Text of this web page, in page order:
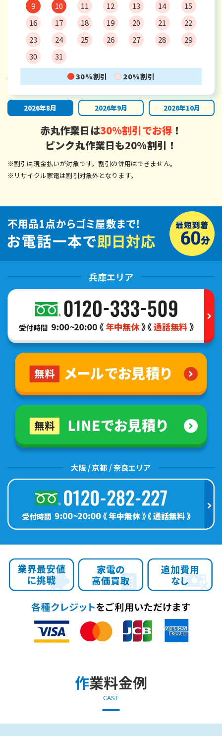
9
10 11 12 13 14
15
16
17 18 19 20 21
22
23
24 25 26 27 28
29
30
31
30%割引 20%割引
2026年8月 2026年9月 2026年10月
赤丸作業日は30%割引でお得！
ピンク丸作業日も20%割引！
※割引は現金払いが対象です。割引の併用はできません。
※リサイクル家電は割引対象外となります。
兵庫エリア
大阪 / 京都 / 奈良エリア
作業料金例
CASE